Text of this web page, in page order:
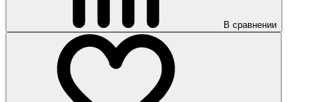
В сравнении